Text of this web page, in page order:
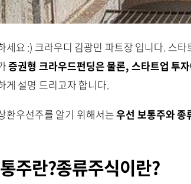
세요 :) 크라우디 김광민 파트장 입니다. 스
증권형 크라우드펀딩은 물론, 스타트업 투
게 설명 드리고자 합니다.
환우선주를 알기 위해서는우선 보통주와 종
주란?종류주식이란?